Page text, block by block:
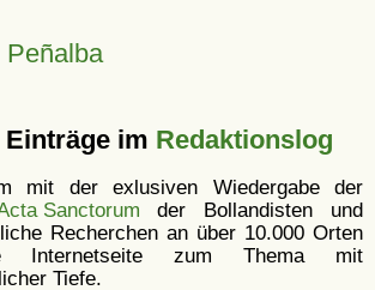
Peñalba
im Redaktionslog
mit der exlusiven Wiedergabe der
Sanctorum der Bollandisten und
Recherchen an über 10.000 Orten
Internetseite zum Thema mit
Tiefe.